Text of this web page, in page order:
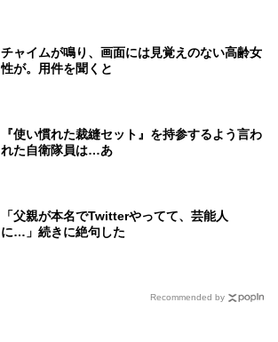
チャイムが鳴り、画面には見覚えのない高齢女
性が。用件を聞くと
『使い慣れた裁縫セット』を持参するよう言わ
れた自衛隊員は…あ
「父親が本名でTwitterやってて、芸能人
に…」続きに絶句した
Recommended by